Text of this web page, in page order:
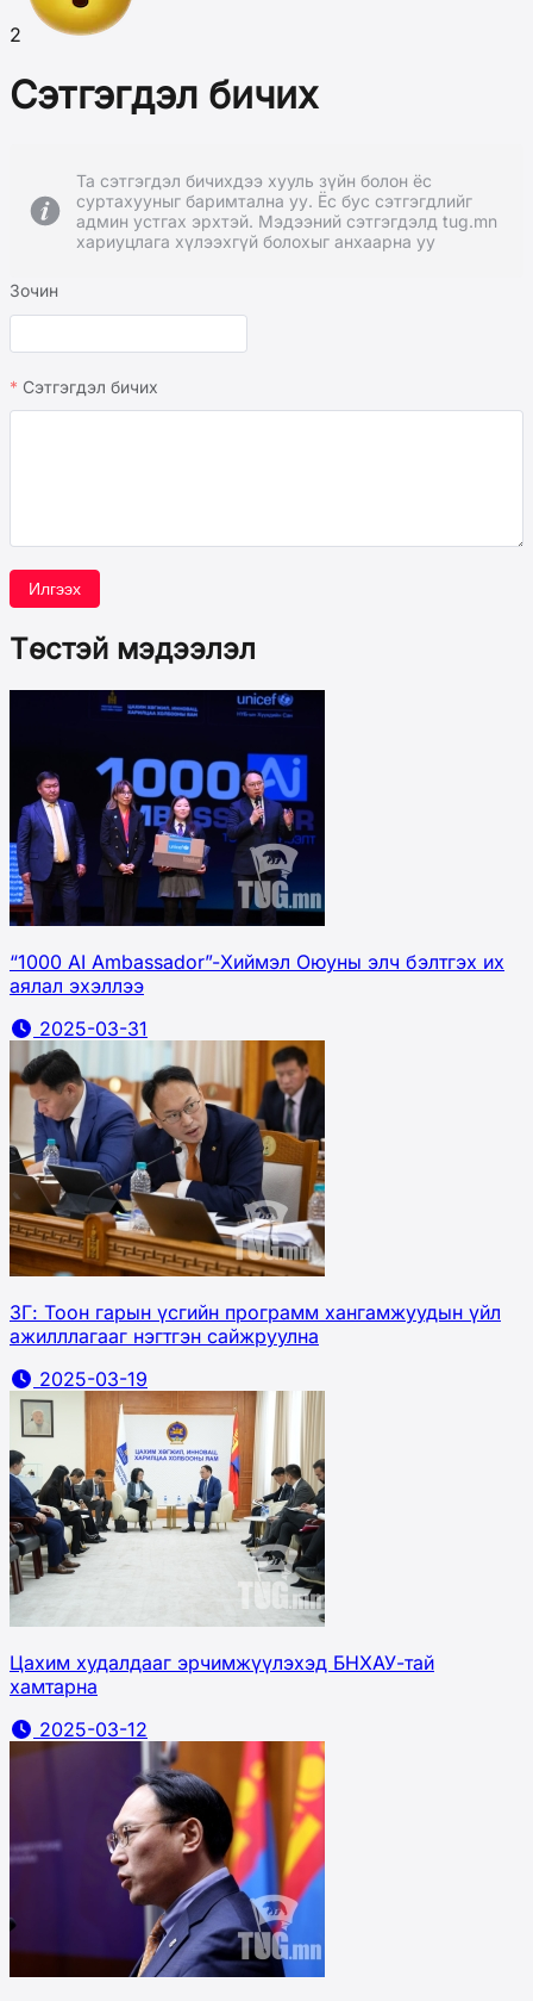
2
Сэтгэгдэл бичих
Та сэтгэгдэл бичихдээ хууль зүйн болон ёс
суртахууныг баримтална уу. Ёс бус сэтгэгдлийг
админ устгах эрхтэй. Мэдээний сэтгэгдэлд tug.mn
хариуцлага хүлээхгүй болохыг анхаарна уу
Зочин
Сэтгэгдэл бичих
Илгээх
Төстэй мэдээлэл
“1000 AI Ambassador”-Хиймэл Оюуны элч бэлтгэх их
аялал эхэллээ
2025-03-31
ЗГ: Тоон гарын үсгийн программ хангамжуудын үйл
ажилллагааг нэгтгэн сайжруулна
2025-03-19
Цахим худалдааг эрчимжүүлэхэд БНХАУ-тай
хамтарна
2025-03-12